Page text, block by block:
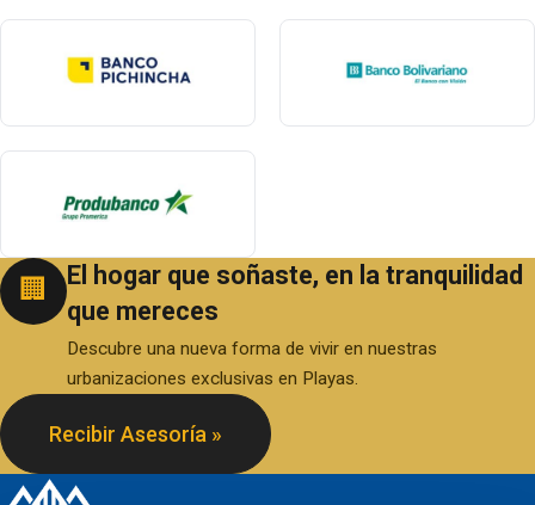
🏢
El hogar que soñaste, en la tranquilidad
que mereces
Descubre una nueva forma de vivir en nuestras
urbanizaciones exclusivas en Playas.
Recibir Asesoría »